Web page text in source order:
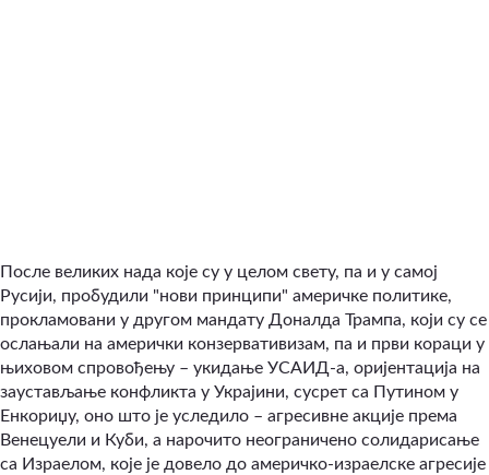
После великих нада које су у целом свету, па и у самој
Русији, пробудили "нови принципи" америчке политике,
прокламовани у другом мандату Доналда Трампа, који су се
ослањали на амерички конзервативизам, па и први кораци у
њиховом спровођењу – укидање УСАИД-а, оријентација на
заустављање конфликта у Украјини, сусрет са Путином у
Енкориџу, оно што је уследило – агресивне акције према
Венецуели и Куби, а нарочито неограничено солидарисање
са Израелом, које је довело до америчко-израелске агресије